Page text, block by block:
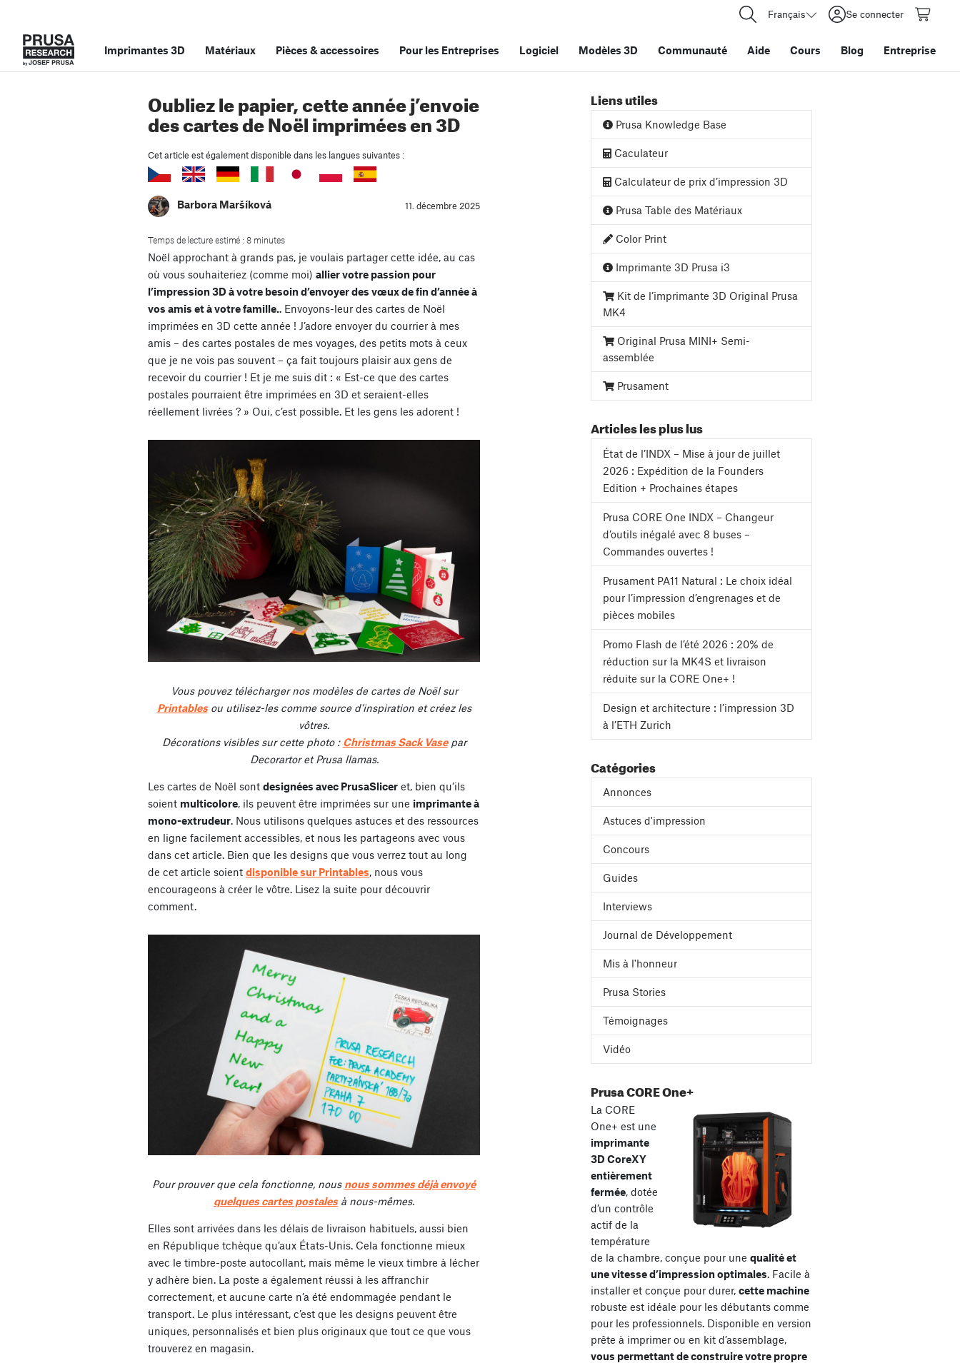
Français Se connecter
Imprimantes 3D Matériaux Pièces &accessoires Pour les Entreprises Logiciel Modèles 3D Communauté Aide Cours Blog Entreprise
Oubliez le papier, cette année j’envoie
des cartes de Noël imprimées en 3D
Cet article est également disponible dans les langues suivantes :
Barbora Maršíková 11. décembre 2025
Temps de lecture estimé : 8 minutes
Noël approchant à grands pas, je voulais partager cette idée, au cas
où vous souhaiteriez (comme moi) allier votre passion pour
l’impression 3D à votre besoin d’envoyer des vœux de fin d’année à
vos amis et à votre famille.. Envoyons-leur des cartes de Noël
imprimées en 3D cette année ! J’adore envoyer du courrier à mes
amis – des cartes postales de mes voyages, des petits mots à ceux
que je ne vois pas souvent – ça fait toujours plaisir aux gens de
recevoir du courrier ! Et je me suis dit : « Est-ce que des cartes
postales pourraient être imprimées en 3D et seraient-elles
réellement livrées ? » Oui, c’est possible. Et les gens les adorent !
Vous pouvez télécharger nos modèles de cartes de Noël sur
Printablesou utilisez-les comme source d’inspiration et créez les
vôtres.
Décorations visibles sur cette photo : Christmas Sack Vasepar
Decorartor et Prusa llamas.
Les cartes de Noël sont designées avec PrusaSlicer et, bien qu’ils
soient multicolore , ils peuvent être imprimées sur une imprimante à
mono-extrudeur . Nous utilisons quelques astuces et des ressources
en ligne facilement accessibles, et nous les partageons avec vous
dans cet article. Bien que les designs que vous verrez tout au long
de cet article soient disponible sur Printables , nous vous
encourageons à créer le vôtre. Lisez la suite pour découvrir
comment.
Pour prouver que cela fonctionne, nous nous sommes déjà envoyé
quelques cartes postales à nous-mêmes.
Elles sont arrivées dans les délais de livraison habituels, aussi bien
en République tchèque qu’aux États-Unis. Cela fonctionne mieux
avec le timbre-poste autocollant, mais même le vieux timbre à lécher
y adhère bien. La poste a également réussi à les affranchir
correctement, et aucune carte n’a été endommagée pendant le
transport. Le plus intéressant, c’est que les designs peuvent être
uniques, personnalisés et bien plus originaux que tout ce que vous
trouverez en magasin.
Liens utiles
Prusa Knowledge Base
Caculateur
Calculateur de prix d’impression 3D
Prusa Table des Matériaux
Color Print
Imprimante 3D Prusa i3
Kit de l’imprimante 3D Original Prusa
MK4
Original Prusa MINI+ Semi-
assemblée
Prusament
Articles les plus lus
État de l’INDX – Mise à jour de juillet
2026 : Expédition de la Founders
Edition + Prochaines étapes
Prusa CORE One INDX – Changeur
d’outils inégalé avec 8 buses –
Commandes ouvertes !
Prusament PA11 Natural : Le choix idéal
pour l’impression d’engrenages et de
pièces mobiles
Promo Flash de l’été 2026 : 20% de
réduction sur la MK4S et livraison
réduite sur la CORE One+ !
Design et architecture : l’impression 3D
à l’ETH Zurich
Catégories
Annonces
Astuces d'impression
Concours
Guides
Interviews
Journal de Développement
Mis à l'honneur
Prusa Stories
Témoignages
Vidéo
Prusa CORE One+
La CORE
One+ est une
imprimante
3D CoreXY
entièrement
fermée, dotée
d’un contrôle
actif de la
température
de la chambre, conçue pour une qualité et
une vitesse d’impression optimales. Facile à
installer et conçue pour durer, cette machine
robuste est idéale pour les débutants comme
pour les professionnels. Disponible en version
prête à imprimer ou en kit d’assemblage,
vous permettant de construire votre propre